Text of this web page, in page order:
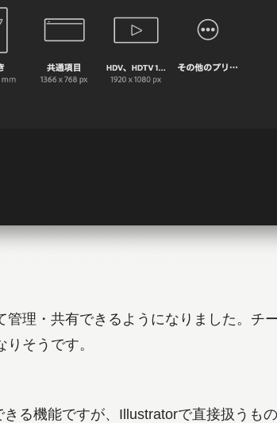
理・共有できるようになりました。チ
そうです。
る機能ですが、Illustratorで直接扱うも